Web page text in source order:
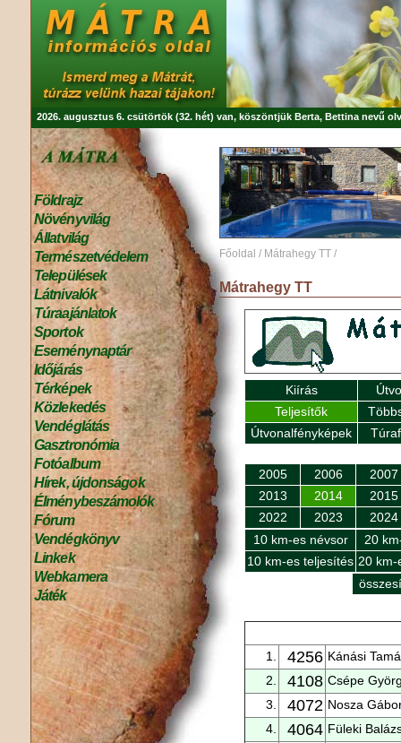
2026. augusztus 6. csütörtök (32. hét) van, köszöntjük Berta, Bettina nevű
Földrajz
Növényvilág
Állatvilág
Természetvédelem
Települések
Látnivalók
Túraajánlatok
Sportok
Eseménynaptár
Időjárás
Térképek
Közlekedés
Vendéglátás
Gasztronómia
Fotóalbum
Hírek, újdonságok
Élménybeszámolók
Fórum
Vendégkönyv
Linkek
Webkamera
Játék
Főoldal / Mátrahegy TT /
Mátrahegy TT
Kiírás
Teljesítők
Útvonalfényképek
2005 2006
2007
2013
2014
2015
2022
2023
2024
10 km-es névsor
20
10 km-es teljesítés 20 km-
1. 4256 Kánási
2.
4108 Csépe
3.
4072 Nosza
4.
4064 Füleki